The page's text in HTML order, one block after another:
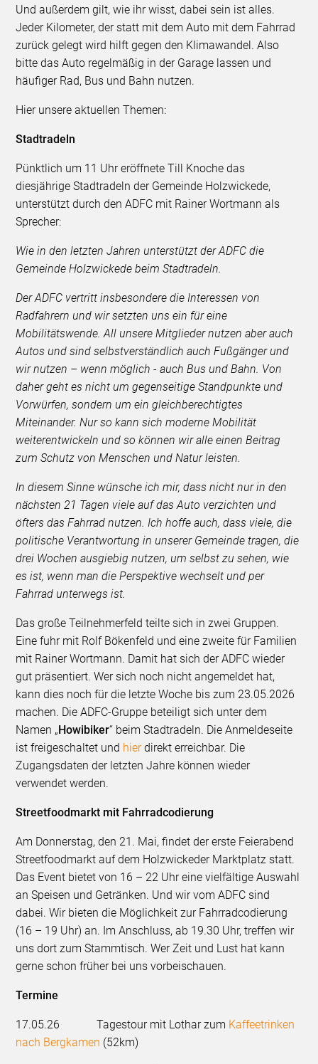
Und außerdem gilt, wie ihr wisst, dabei sein ist alles.
Jeder Kilometer, der statt mit dem Auto mit dem Fahrrad
zurück gelegt wird hilft gegen den Klimawandel. Also
bitte das Auto regelmäßig in der Garage lassen und
häufiger Rad, Bus und Bahn nutzen.
Hier unsere aktuellen Themen:
Stadtradeln
Pünktlich um 11 Uhr eröffnete Till Knoche das
diesjährige Stadtradeln der Gemeinde Holzwickede,
unterstützt durch den ADFC mit Rainer Wortmann als
Sprecher:
Wie in den letzten Jahren unterstützt der ADFC die
Gemeinde Holzwickede beim Stadtradeln.
Der ADFC vertritt insbesondere die Interessen von
Radfahrern und wir setzten uns ein für eine
Mobilitätswende. All unsere Mitglieder nutzen aber auch
Autos und sind selbstverständlich auch Fußgänger und
wir nutzen – wenn möglich - auch Bus und Bahn. Von
daher geht es nicht um gegenseitige Standpunkte und
Vorwürfen, sondern um ein gleichberechtigtes
Miteinander. Nur so kann sich moderne Mobilität
weiterentwickeln und so können wir alle einen Beitrag
zum Schutz von Menschen und Natur leisten.
In diesem Sinne wünsche ich mir, dass nicht nur in den
nächsten 21 Tagen viele auf das Auto verzichten und
öfters das Fahrrad nutzen. Ich hoffe auch, dass viele, die
politische Verantwortung in unserer Gemeinde tragen, die
drei Wochen ausgiebig nutzen, um selbst zu sehen, wie
es ist, wenn man die Perspektive wechselt und per
Fahrrad unterwegs ist.
Das große Teilnehmerfeld teilte sich in zwei Gruppen.
Eine fuhr mit Rolf Bökenfeld und eine zweite für Familien
mit Rainer Wortmann. Damit hat sich der ADFC wieder
gut präsentiert. Wer sich noch nicht angemeldet hat,
kann dies noch für die letzte Woche bis zum 23.05.2026
machen. Die ADFC-Gruppe beteiligt sich unter dem
Namen „ Howibiker“ beim Stadtradeln. Die Anmeldeseite
ist freigeschaltet und hierdirekt erreichbar. Die
Zugangsdaten der letzten Jahre können wieder
verwendet werden.
Streetfoodmarkt mit Fahrradcodierung
Am Donnerstag, den 21. Mai, findet der erste Feierabend
Streetfoodmarkt auf dem Holzwickeder Marktplatz statt.
Das Event bietet von 16 – 22 Uhr eine vielfältige Auswahl
an Speisen und Getränken. Und wir vom ADFC sind
dabei. Wir bieten die Möglichkeit zur Fahrradcodierung
(16 – 19 Uhr) an. Im Anschluss, ab 19.30 Uhr, treffen wir
uns dort zum Stammtisch. Wer Zeit und Lust hat kann
gerne schon früher bei uns vorbeischauen.
Termine
17.05.26 Tagestour mit Lothar zum Kaffeetrinken
nach Bergkamen (52km)